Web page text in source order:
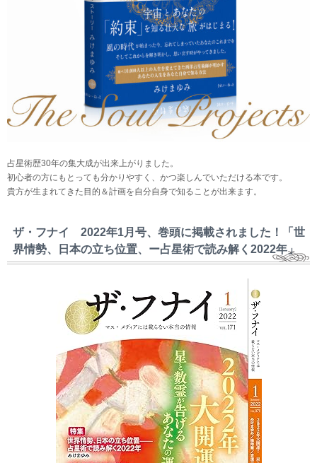
占星術歴30年の集大成が出来上がりました。
初心者の方にもとっても分かりやすく、かつ楽しんでいただける本です。
貴方が生まれてきた目的＆計画を自分自身で知ることが出来ます。
ザ・フナイ 2022年1月号、巻頭に掲載されました！「世
界情勢、日本の立ち位置、ー占星術で読み解く2022年」